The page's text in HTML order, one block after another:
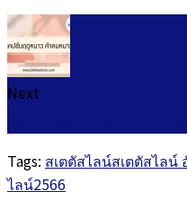
Next
Tags: สเตตัสไลน์สเตตัสไลน์
ไลน์2566